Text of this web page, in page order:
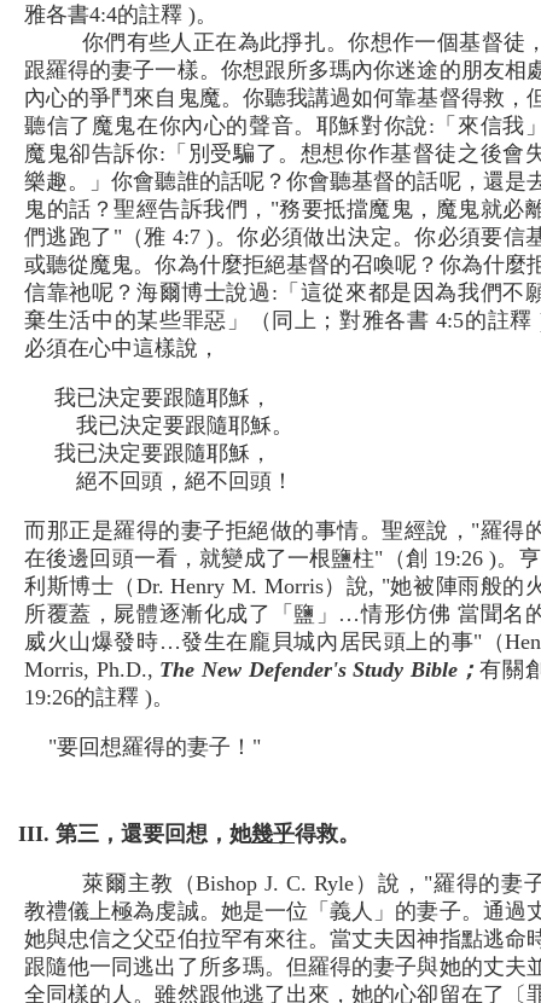
雅各書4:4的註釋 )。
你們有些人正在為此掙扎。你想作一個基督徒
跟羅得的妻子一樣。你想跟所多瑪內你迷途的朋友相
內心的爭鬥來自鬼魔。你聽我講過如何靠基督得救，
聽信了魔鬼在你內心的聲音。耶穌對你說:「來信我
魔鬼卻告訴你:「別受騙了。想想你作基督徒之後會
樂趣。」你會聽誰的話呢？你會聽基督的話呢，還是
鬼的話？聖經告訴我們，"務要抵擋魔鬼，魔鬼就必
們逃跑了"（雅 4:7 )。你必須做出決定。你必須要信
或聽從魔鬼。你為什麼拒絕基督的召喚呢？你為什麼
信靠祂呢？海爾博士說過:「這從來都是因為我們不
棄生活中的某些罪惡」（同上；對雅各書 4:5的註釋
必須在心中這樣說，
我已決定要跟隨耶穌，
我已決定要跟隨耶穌。
我已決定要跟隨耶穌，
絕不回頭，絕不回頭！
而那正是羅得的妻子拒絕做的事情。聖經說，"羅得
在後邊回頭一看，就變成了一根鹽柱"（創 19:26 )。
利斯博士（Dr. Henry M. Morris）說, "她被陣雨般的
所覆蓋，屍體逐漸化成了「鹽」…情形仿佛 當聞名
威火山爆發時…發生在龐貝城內居民頭上的事"（
Morris, Ph.D., The New Defender's Study Bible； 有關
19:26的註釋 )。
"要回想羅得的妻子！"
III. 第三，還要回想，她幾乎得救。
萊爾主教（Bishop J. C. Ryle）說，"羅得的妻
教禮儀上極為虔誠。她是一位「義人」的妻子。通過
她與忠信之父亞伯拉罕有來往。當丈夫因神指點逃命
跟隨他一同逃出了所多瑪。但羅得的妻子與她的丈夫
全同樣的人。雖然跟他逃了出來，她的心卻留在了〔